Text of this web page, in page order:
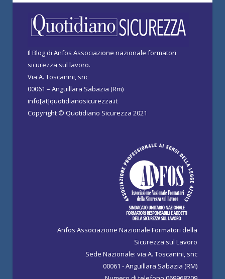
Il Blog di Anfos Associazione nazionale formatori
sicurezza sul lavoro.
Via A. Toscanini, snc
00061 – Anguillara Sabazia (Rm)
info[at]quotidianosicurezza.it
Copyright © Quotidiano Sicurezza 2021
Anfos Associazione Nazionale Formatori della
Sicurezza sul Lavoro
Sede Nazionale: via A. Toscanini, snc
00061 - Anguillara Sabazia (RM)